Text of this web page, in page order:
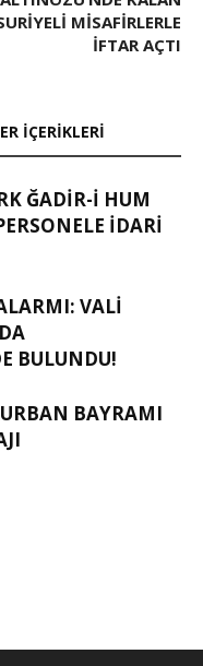
MISAFIRLERLE
İFTAR AÇTI
İÇERIKLERI
ĞADIR-İ HUM
İDARI
VALI
BULUNDU!
BAYRAMI